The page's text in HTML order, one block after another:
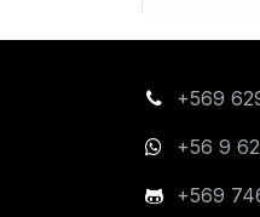
+569
+56 9
+569